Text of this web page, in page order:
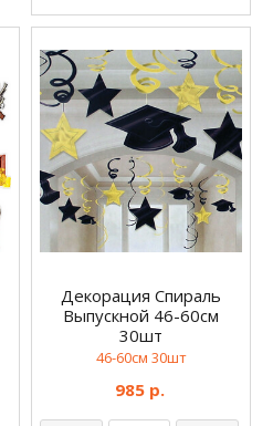
Декорация Спираль
Выпускной 46-60см
30шт
46-60см 30шт
985 р.